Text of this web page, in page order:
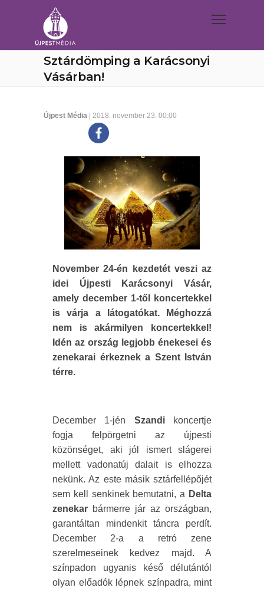
Sztárdömping a Karácsonyi
Vásárban!
Újpest Média | 2018. november 23. 00:00
November 24-én kezdetét veszi az
idei Újpesti Karácsonyi Vásár,
amely december 1-től koncertekkel
is várja a látogatókat. Méghozzá
nem is akármilyen koncertekkel!
Idén az ország legjobb énekesei és
zenekarai érkeznek a Szent István
térre.
December 1-jén Szandikoncertje
fogja felpörgetni az újpesti
közönséget, aki jól ismert slágerei
mellett vadonatúj dalait is elhozza
nekünk. Az este másik sztárfellépőjét
sem kell senkinek bemutatni, a Delta
zenekar bármerre jár az országban,
garantáltan mindenkit táncra perdít.
December 2-a a retró zene
szerelmeseinek kedvez majd. A
színpadon ugyanis késő délutántól
olyan előadók lépnek színpadra, mint